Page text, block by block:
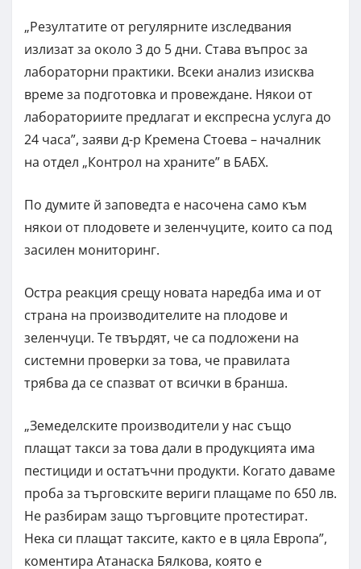
„Резултатите от регулярните изследвания
излизат за около 3 до 5 дни. Става въпрос за
лабораторни практики. Всеки анализ изисква
време за подготовка и провеждане. Някои от
лабораториите предлагат и експресна услуга до
24 часа”, заяви д-р Кремена Стоева – началник
на отдел „Контрол на храните” в БАБХ.
По думите й заповедта е насочена само към
някои от плодовете и зеленчуците, които са под
засилен мониторинг.
Остра реакция срещу новата наредба има и от
страна на производителите на плодове и
зеленчуци. Те твърдят, че са подложени на
системни проверки за това, че правилата
трябва да се спазват от всички в бранша.
„Земеделските производители у нас също
плащат такси за това дали в продукцията има
пестициди и остатъчни продукти. Когато даваме
проба за търговските вериги плащаме по 650 лв.
Не разбирам защо търговците протестират.
Нека си плащат таксите, както е в цяла Европа”,
коментира Атанаска Бялкова, която е